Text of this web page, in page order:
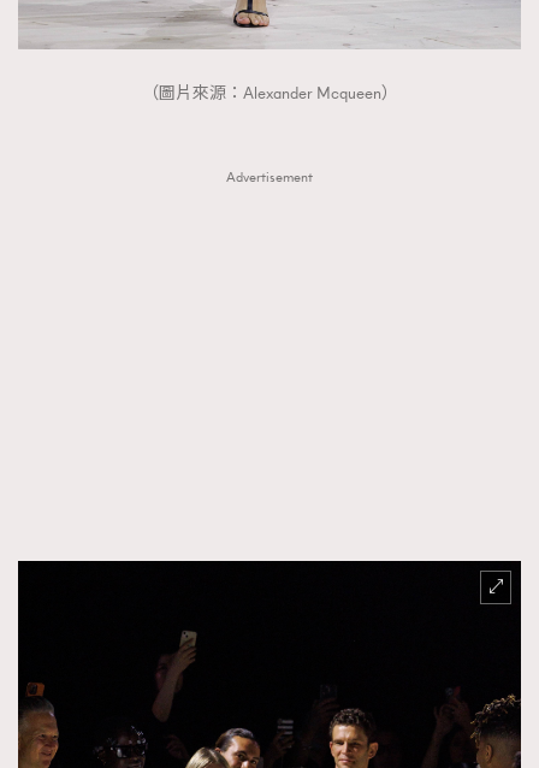
（圖片來源：Alexander Mcqueen）
Advertisement